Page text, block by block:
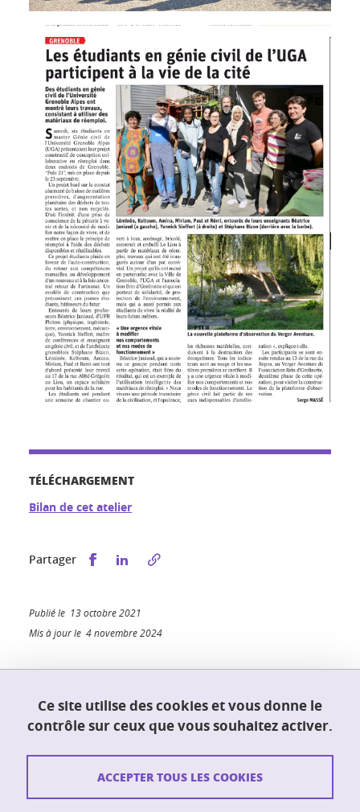
TÉLÉCHARGEMENT
Bilan de cet atelier
Partager Partager sur Facebook
Partager sur LinkedIn
Publié le 13 octobre 2021
Mis à jour le 4 novembre 2024
UFR PhITEM (Physique, Ingénierie, Terre,
Environnement, Mécanique)
38400 Saint-Martin-d'Hères
Ce site utilise des cookies et vous donne le
contrôle sur ceux que vous souhaitez activer.
ACCEPTER TOUS LES COOKIES